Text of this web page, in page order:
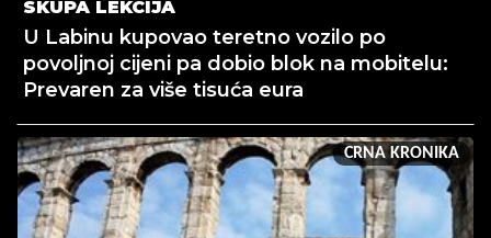
SKUPA LEKCIJA
U Labinu kupovao teretno vozilo po
povoljnoj cijeni pa dobio blok na mobitelu:
Prevaren za više tisuća eura
CRNA KRONIKA